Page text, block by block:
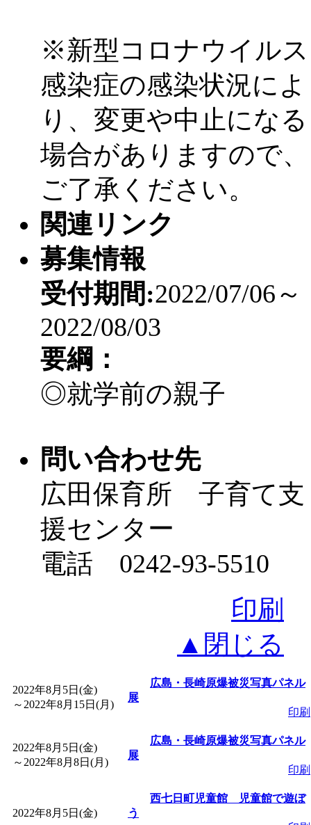
※新型コロナウイルス
感染症の感染状況によ
り、変更や中止になる
場合がありますので、
ご了承ください。
関連リンク
募集情報
受付期間:2022/07/06～
2022/08/03
要綱：
◎就学前の親子
問い合わせ先
広田保育所 子育て支
援センター
電話 0242-93-5510
印刷
▲閉じる
2022年8月5日(金)
～ 2022年8月15日(月)
広島・長崎原爆被災写真パネル
展
印刷
2022年8月5日(金)
～ 2022年8月8日(月)
広島・長崎原爆被災写真パネル
展
印刷
2022年8月5日(金)
西七日町児童館 児童館で遊ぼ
う